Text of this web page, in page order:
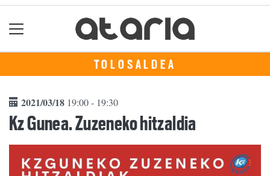
TOLOSALDEA
2021/03/18 19:00 - 19:30
Kz Gunea. Zuzeneko hitzaldia